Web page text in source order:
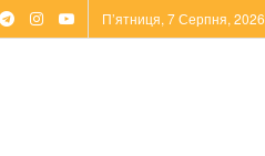
П’ятниця, 7 Серпня, 2026